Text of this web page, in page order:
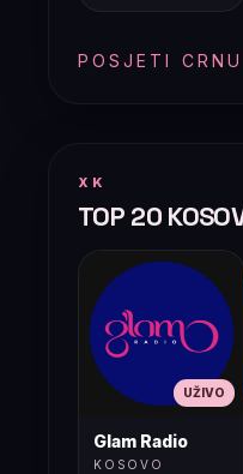
POSJETI CRNU
XK
TOP 20
UŽIVO
Glam Radio
KOSOVO